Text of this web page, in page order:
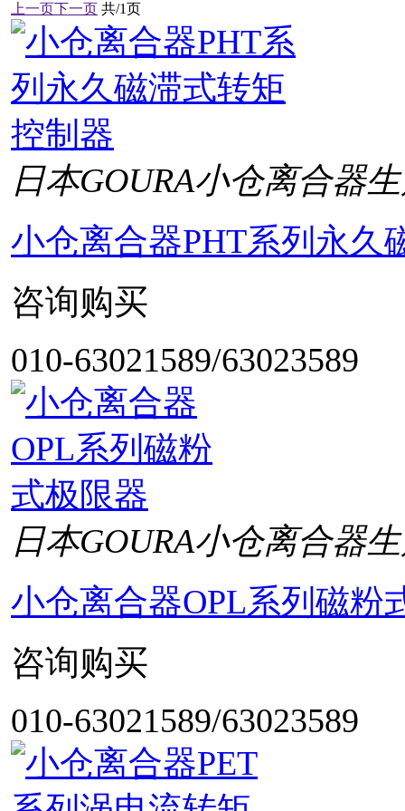
上一页 下一页 共/1页
日本GOURA小仓离合器
小仓离合器PHT系列永久
咨询购买
010-63021589/63023589
日本GOURA小仓离合器
小仓离合器OPL系列磁粉
咨询购买
010-63021589/63023589